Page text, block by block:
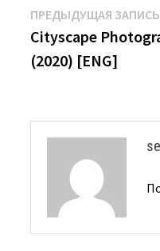
Навигация
по
записям
ПРЕДЫДУЩАЯ ЗАПИСЬ
Cityscape
(2020) [ENG]